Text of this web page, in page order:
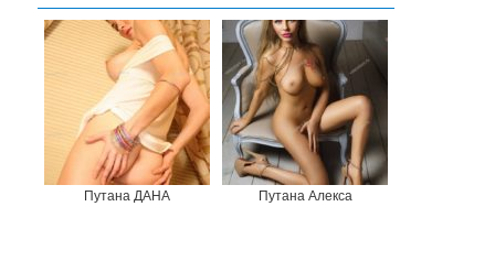
Путана ДАНА Путана Алекса